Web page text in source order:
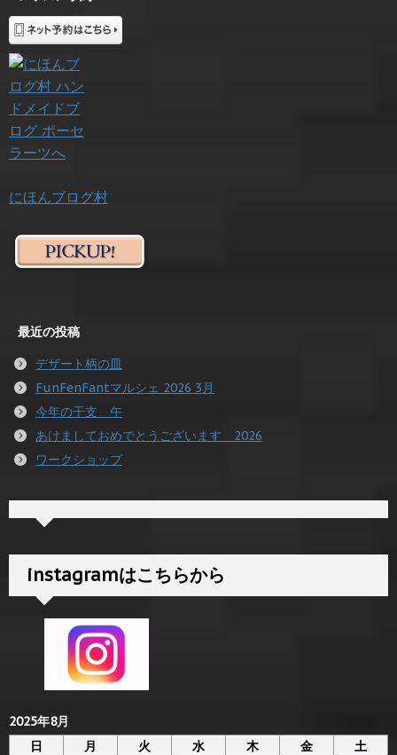
にほんブログ村
最近の投稿
デザート柄の皿
FunFenFantマルシェ 2026 3月
今年の干支 午
あけましておめでとうございます 2026
ワークショップ
instagramはこちらから
2025年8月
日
月 火 水 木 金 土